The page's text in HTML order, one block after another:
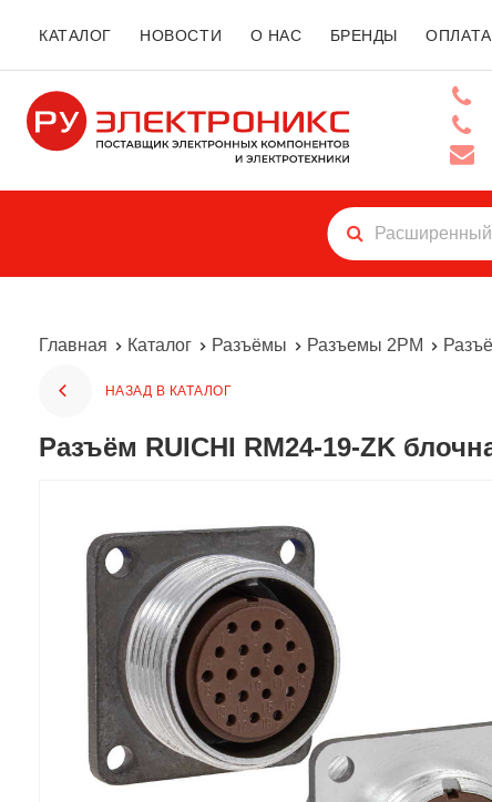
КАТАЛОГ НОВОСТИ О НАС БРЕНДЫ
Главная Каталог Разъёмы Разъемы 2РМ
НАЗАД В КАТАЛОГ
Разъём RUICHI RM24-19-ZK